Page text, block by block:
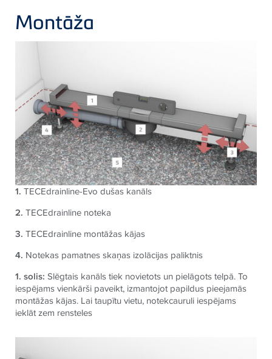
Montāža
1. TECEdrainline-Evo dušas kanāls
2. TECEdrainline noteka
3. TECEdrainline montāžas kājas
4. Notekas pamatnes skaņas izolācijas paliktnis
1. solis: Slēgtais kanāls tiek novietots un pielāgots telpā. To
iespējams vienkārši paveikt, izmantojot papildus pieejamās
montāžas kājas. Lai taupītu vietu, notekcauruli iespējams
ieklāt zem rensteles